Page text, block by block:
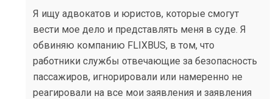
Я ищу адвокатов и юристов, которые смогут
вести мое дело и представлять меня в суде. Я
обвиняю компанию FLIXBUS, в том, что
работники службы отвечающие за безопасность
пассажиров, игнорировали или намеренно не
реагировали на все мои заявления и заявления